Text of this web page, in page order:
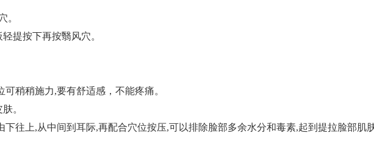
。
提按下再按翳风穴。
稍稍施力,要有舒适感，不能疼痛。
。
下往上,从中间到耳际,再配合穴位按压,可以排除脸部多余水分和毒素,起到提拉脸部肌